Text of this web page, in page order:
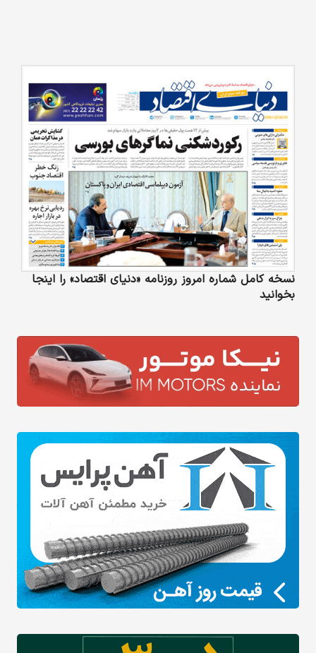
نسخه کامل شماره امروز روزنامه «دنیای‌ اقتصاد» را اینجا
بخوانید